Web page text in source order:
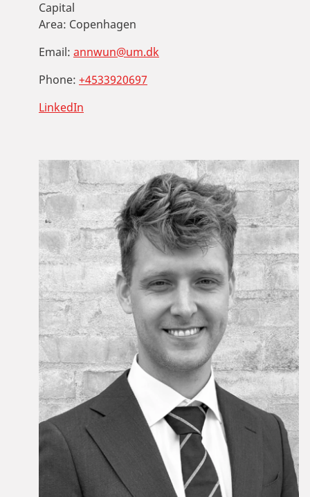
Capital
Area: Copenhagen
Email: annwun@um.dk
Phone: +4533920697
LinkedIn